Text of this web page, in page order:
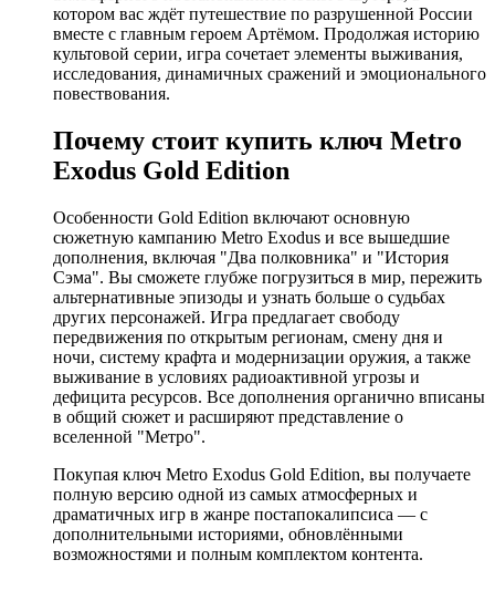
котором вас ждёт путешествие по разрушенной России
вместе с главным героем Артёмом. Продолжая историю
культовой серии, игра сочетает элементы выживания,
исследования, динамичных сражений и эмоционального
повествования.
Почему стоит купить ключ Metro
Exodus Gold Edition
Особенности Gold Edition включают основную
сюжетную кампанию Metro Exodus и все вышедшие
дополнения, включая "Два полковника" и "История
Сэма". Вы сможете глубже погрузиться в мир, пережить
альтернативные эпизоды и узнать больше о судьбах
других персонажей. Игра предлагает свободу
передвижения по открытым регионам, смену дня и
ночи, систему крафта и модернизации оружия, а также
выживание в условиях радиоактивной угрозы и
дефицита ресурсов. Все дополнения органично вписаны
в общий сюжет и расширяют представление о
вселенной "Метро".
Покупая ключ Metro Exodus Gold Edition, вы получаете
полную версию одной из самых атмосферных и
драматичных игр в жанре постапокалипсиса — с
дополнительными историями, обновлёнными
возможностями и полным комплектом контента.